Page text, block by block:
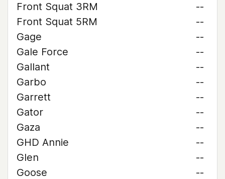
Front Squat 3RM
--
Front Squat 5RM
--
Gage
--
Gale Force
--
Gallant
--
Garbo
--
Garrett
--
Gator
--
Gaza
--
GHD Annie
--
Glen
--
Goose
--